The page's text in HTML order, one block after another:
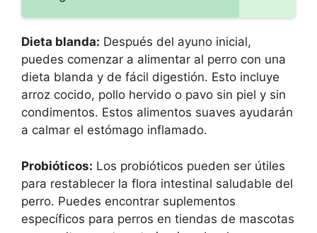
Dieta blanda: Después del ayuno inicial,
puedes comenzar a alimentar al perro con una
dieta blanda y de fácil digestión. Esto incluye
arroz cocido, pollo hervido o pavo sin piel y sin
condimentos. Estos alimentos suaves ayudarán
a calmar el estómago inflamado.
Probióticos: Los probióticos pueden ser útiles
para restablecer la flora intestinal saludable del
perro. Puedes encontrar suplementos
específicos para perros en tiendas de mascotas